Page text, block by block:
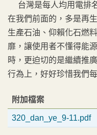
台灣是每人均用電排
在我們前面的，多是再
生產石油、仰賴化石燃
靡，讓使用者不懂得能
時，更迫切的是繼續推
行為上，好好珍惜我們
附加檔案
320_dan_ye_9-11.pdf